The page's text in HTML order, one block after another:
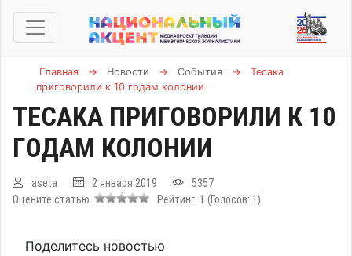
Главная → Новости → События →
Тесака
приговорили к 10 годам колонии
ТЕСАКА ПРИГОВОРИЛИ К 10
ГОДАМ КОЛОНИИ
aseta 2 января 2019
5357
Оцените статью
Рейтинг: 1 (Голосов: 1 )
Поделитесь новостью